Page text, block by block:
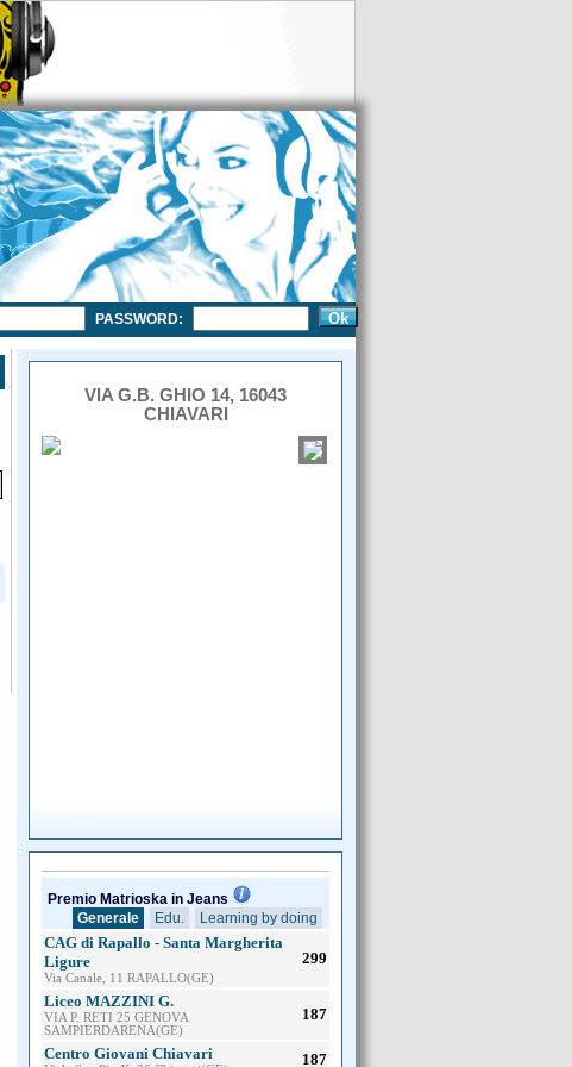
PASSWORD:
VIA G.B. GHIO 14, 16043
CHIAVARI
Premio Matrioska in Jeans
Generale
Edu. Learning by doing
CAG di Rapallo - Santa Margherita
Ligure
Via Canale, 11 RAPALLO(GE)
299
Liceo MAZZINI G.
VIA P. RETI 25 GENOVA
SAMPIERDARENA(GE)
187
Centro Giovani Chiavari 187